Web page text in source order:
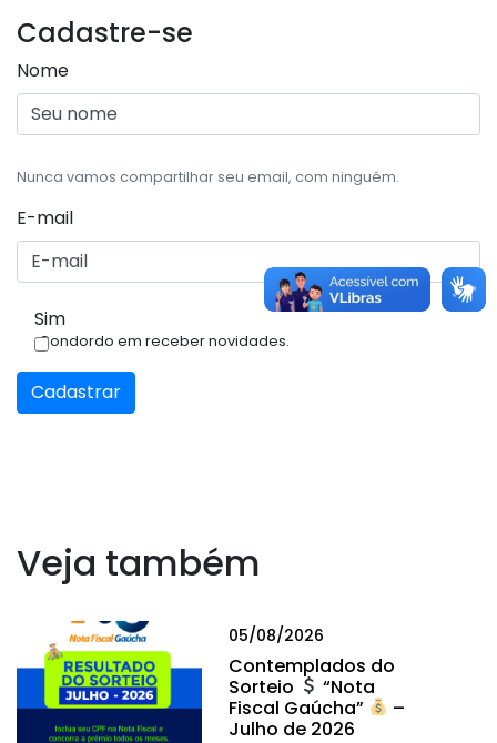
Cadastre-se
Nome
Nunca vamos compartilhar seu email, com ninguém.
E-mail
Sim
Condordo em receber novidades.
Cadastrar
Veja também
05/08/2026
Contemplados do
Sorteio
“Nota
Fiscal Gaúcha”
–
Julho de 2026